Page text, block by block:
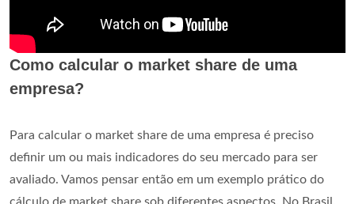
Como calcular o market share de uma
empresa?
Para calcular o market share de uma empresa é preciso
definir um ou mais indicadores do seu mercado para ser
avaliado. Vamos pensar então em um exemplo prático do